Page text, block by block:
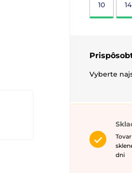
10 14
Vyberte
dni